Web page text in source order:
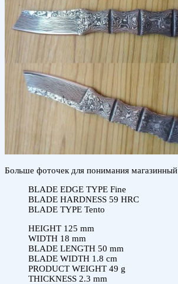
Больше фоточек для понимания
BLADE EDGE TYPE Fine
BLADE HARDNESS 59 HRC
BLADE TYPE Tento
HEIGHT 125 mm
WIDTH 18 mm
BLADE LENGTH 50 mm
BLADE WIDTH 1.8 cm
PRODUCT WEIGHT 49 g
THICKNESS 2.3 mm